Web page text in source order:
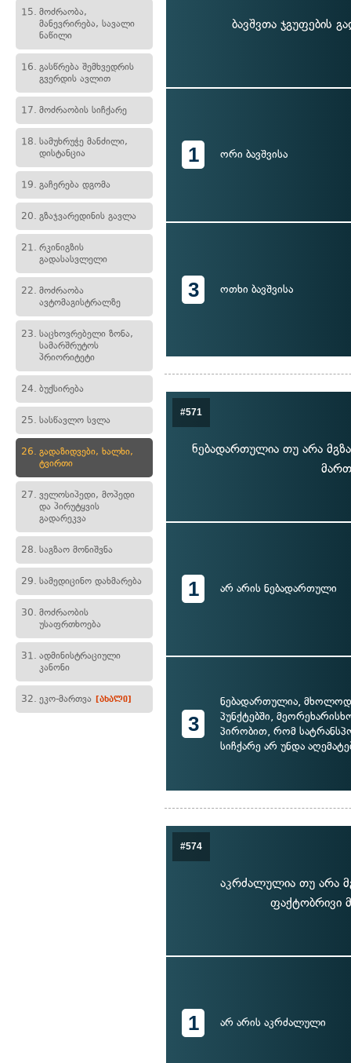
15. მოძრაობა,
მანევრირება, სავალი
ნაწილი
16. გასწრება შემხვედრის
გვერდის ავლით
17. მოძრაობის სიჩქარე
18. სამუხრუჭე მანძილი,
დისტანცია
19. გაჩერება დგომა
20. გზაჯვარედინის გავლა
21. რკინიგზის
გადასასვლელი
22. მოძრაობა
ავტომაგისტრალზე
23. საცხოვრებელი ზონა,
სამარშრუტოს
პრიორიტეტი
24. ბუქსირება
25. სასწავლო სვლა
26. გადაზიდვები, ხალხი,
ტვირთი
27. ველოსიპედი, მოპედი
და პირუტყვის
გადარეკვა
28. საგზაო მონიშვნა
29. სამედიცინო დახმარება
30. მოძრაობის
უსაფრთხოება
31. ადმინისტრაციული
კანონი
32. ეკო-მართვა [ახალი]
ბავშვთა ჯგუფების
1 ორი ბავშვისა
3 ოთხი ბავშვისა
#571
ნებადართულია თუ არა
1 არ არის ნებადართული
3
ნებადართულია,
პუნქტებში,
პირობით, რომ
სიჩქარე არ უნდა
#574
აკრძალულია თუ არა
ფაქტობრივი
1 არ არის აკრძალული